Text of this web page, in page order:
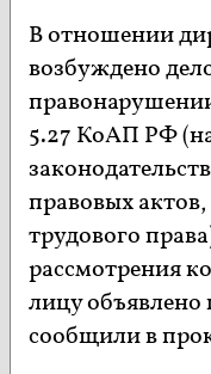
В отношении
возбуждено
5.27 КоАП РФ
правовых
трудового
рассмотрения
лицу
сообщили в